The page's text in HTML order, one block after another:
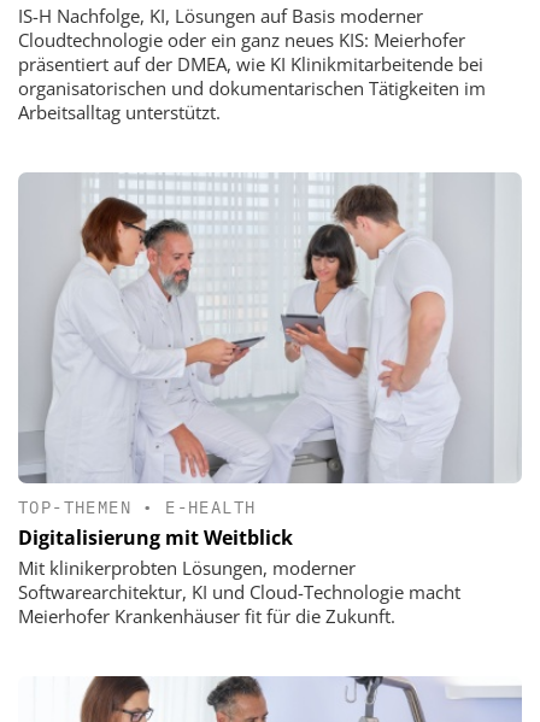
IS-H Nachfolge, KI, Lösungen auf Basis moderner
Cloudtechnologie oder ein ganz neues KIS: Meierhofer
präsentiert auf der DMEA, wie KI Klinikmitarbeitende bei
organisatorischen und dokumentarischen Tätigkeiten im
Arbeitsalltag unterstützt.
TOP-THEMEN • E-HEALTH
Digitalisierung mit Weitblick
Mit klinikerprobten Lösungen, moderner
Softwarearchitektur, KI und Cloud-Technologie macht
Meierhofer Krankenhäuser fit für die Zukunft.